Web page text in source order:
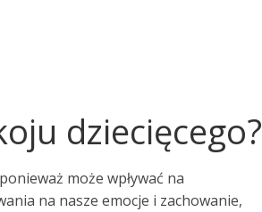
dziecięcego?
może wpływać na
na nasze emocje i zachowanie,